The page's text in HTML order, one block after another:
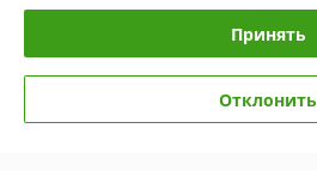
Политика обработки cookies
Принять
Отклонить